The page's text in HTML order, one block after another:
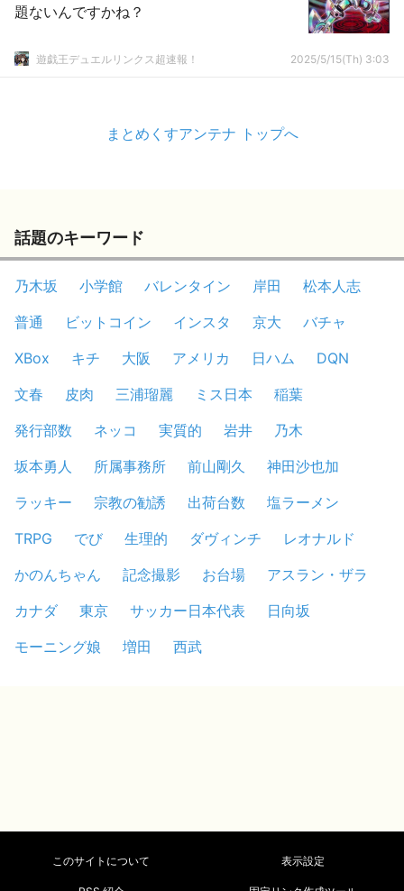
題ないんですかね？
遊戯王デュエルリンクス超速報！ 2025/5/15(Th) 3:03
まとめくすアンテナ トップへ
話題のキーワード
乃木坂 小学館 バレンタイン 岸田
松本人志
普通
ビットコイン インスタ 京大
バチャ
XBox
キチ 大阪 アメリカ 日ハム
DQN
文春
皮肉 三浦瑠麗 ミス日本
稲葉
発行部数
ネッコ 実質的 岩井
乃木
坂本勇人
所属事務所 前山剛久
神田沙也加
ラッキー
宗教の勧誘 出荷台数
塩ラーメン
TRPG
でび 生理的 ダヴィンチ
レオナルド
かのんちゃん
記念撮影 お台場
アスラン・ザラ
カナダ
東京 サッカー日本代表
日向坂
モーニング娘
増田 西武
このサイトについて 表示設定